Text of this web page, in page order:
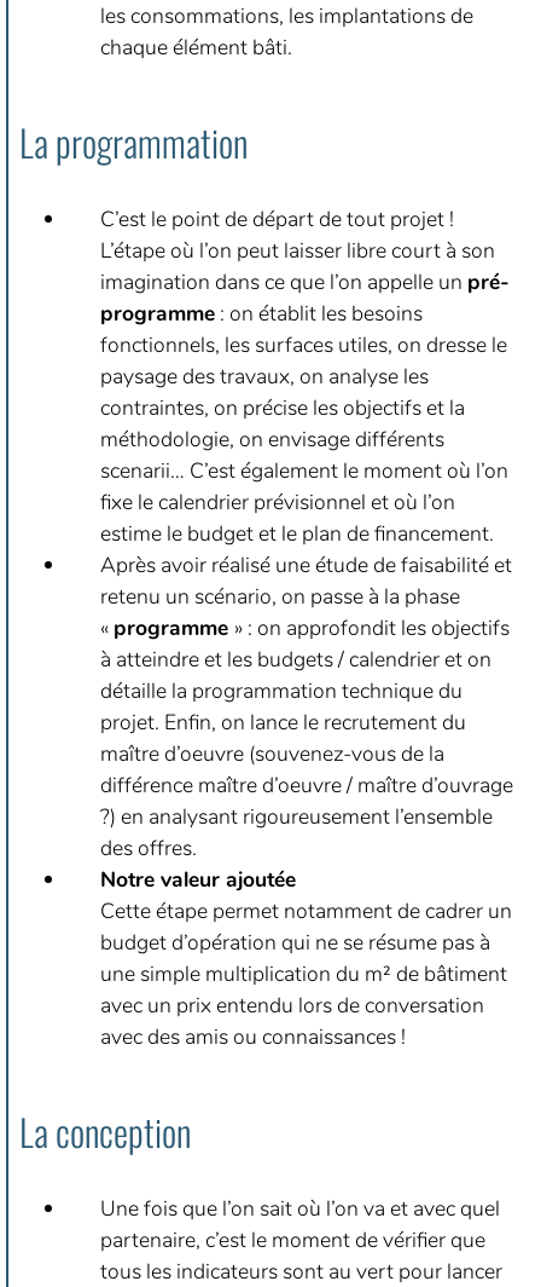
CONTACT
les consommations, les implantations de
chaque élément bâti.
La programmation
C’est le point de départ de tout projet !
L’étape où l’on peut laisser libre court à son
imagination dans ce que l’on appelle un pré-
programme : on établit les besoins
fonctionnels, les surfaces utiles, on dresse le
paysage des travaux, on analyse les
contraintes, on précise les objectifs et la
méthodologie, on envisage différents
scenarii… C’est également le moment où l’on
fixe le calendrier prévisionnel et où l’on
estime le budget et le plan de financement.
Après avoir réalisé une étude de faisabilité et
retenu un scénario, on passe à la phase
« programme » : on approfondit les objectifs
à atteindre et les budgets / calendrier et on
détaille la programmation technique du
projet. Enfin, on lance le recrutement du
maître d’oeuvre (souvenez-vous de la
différence maître d’oeuvre / maître d’ouvrage
?) en analysant rigoureusement l’ensemble
des offres.
Notre valeur ajoutée
Cette étape permet notamment de cadrer un
budget d’opération qui ne se résume pas à
une simple multiplication du m² de bâtiment
avec un prix entendu lors de conversation
avec des amis ou connaissances !
La conception
Une fois que l’on sait où l’on va et avec quel
partenaire, c’est le moment de vérifier que
tous les indicateurs sont au vert pour lancer